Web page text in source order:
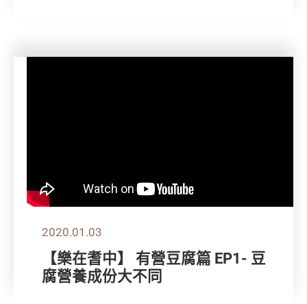
2020.01.03
【樂在耆中】 有營豆腐篇 EP1- 豆
腐營養成份大不同